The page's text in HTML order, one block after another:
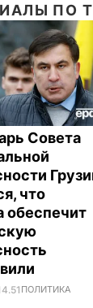
ПО
Совета
что
обеспечит
ПОЛИТИКА